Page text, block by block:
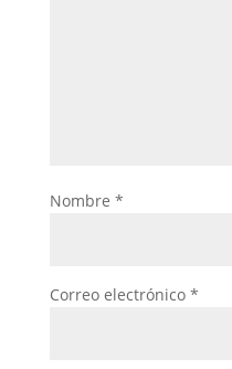
Nombre *
Correo electrónico *